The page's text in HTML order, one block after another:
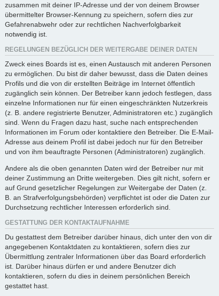
zusammen mit deiner IP-Adresse und der von deinem Browser
übermittelter Browser-Kennung zu speichern, sofern dies zur
Gefahrenabwehr oder zur rechtlichen Nachverfolgbarkeit
notwendig ist.
REGELUNGEN BEZÜGLICH DER WEITERGABE DEINER DATEN
Zweck eines Boards ist es, einen Austausch mit anderen Personen
zu ermöglichen. Du bist dir daher bewusst, dass die Daten deines
Profils und die von dir erstellten Beiträge im Internet öffentlich
zugänglich sein können. Der Betreiber kann jedoch festlegen, dass
einzelne Informationen nur für einen eingeschränkten Nutzerkreis
(z. B. andere registrierte Benutzer, Administratoren etc.) zugänglich
sind. Wenn du Fragen dazu hast, suche nach entsprechenden
Informationen im Forum oder kontaktiere den Betreiber. Die E-Mail-
Adresse aus deinem Profil ist dabei jedoch nur für den Betreiber
und von ihm beauftragte Personen (Administratoren) zugänglich.
Andere als die oben genannten Daten wird der Betreiber nur mit
deiner Zustimmung an Dritte weitergeben. Dies gilt nicht, sofern er
auf Grund gesetzlicher Regelungen zur Weitergabe der Daten (z.
B. an Strafverfolgungsbehörden) verpflichtet ist oder die Daten zur
Durchsetzung rechtlicher Interessen erforderlich sind.
GESTATTUNG DER KONTAKTAUFNAHME
Du gestattest dem Betreiber darüber hinaus, dich unter den von dir
angegebenen Kontaktdaten zu kontaktieren, sofern dies zur
Übermittlung zentraler Informationen über das Board erforderlich
ist. Darüber hinaus dürfen er und andere Benutzer dich
kontaktieren, sofern du dies in deinem persönlichen Bereich
gestattet hast.